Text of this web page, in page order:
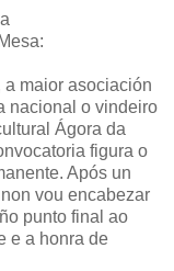
maior asociación
nacional o vindeiro
Ágora da
figura o
Após un
vou encabezar
punto final ao
e a honra de